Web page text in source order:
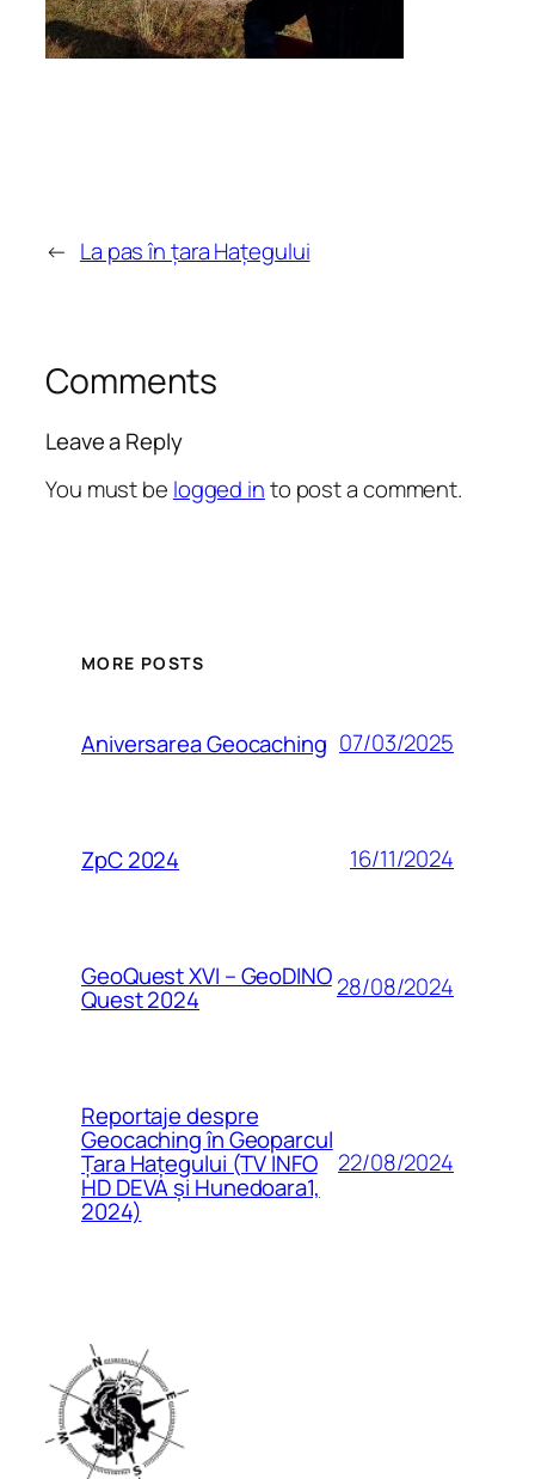
← La pas în țara Hațegului
Comments
Leave a Reply
You must be logged into post a comment.
MORE POSTS
Aniversarea Geocaching 07/03/2025
ZpC 2024 16/11/2024
GeoQuest XVI – GeoDINO
Quest 2024 28/08/2024
Reportaje despre
Geocaching în Geoparcul
Țara Hațegului (TV INFO
HD DEVA și Hunedoara1,
2024)
22/08/2024